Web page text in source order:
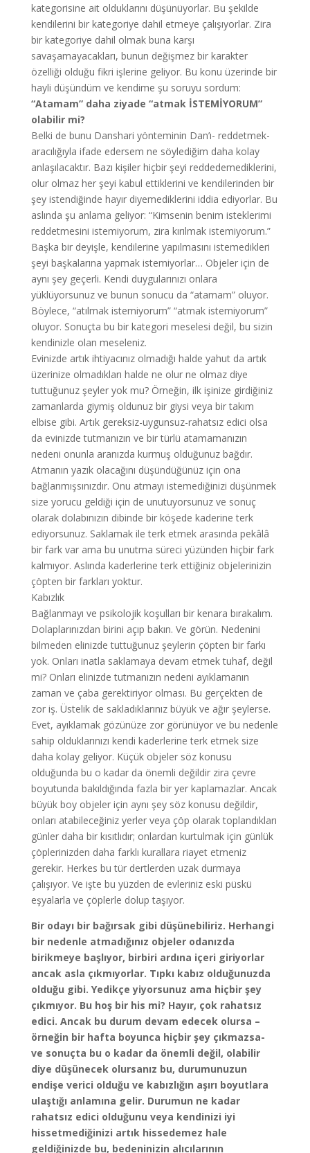
kategorisine ait olduklarını düşünüyorlar. Bu şekilde
kendilerini bir kategoriye dahil etmeye çalışıyorlar. Zira
bir kategoriye dahil olmak buna karşı
savaşamayacakları, bunun değişmez bir karakter
özelliği olduğu fikri işlerine geliyor. Bu konu üzerinde bir
hayli düşündüm ve kendime şu soruyu sordum:
“Atamam” daha ziyade “atmak İSTEMİYORUM”
olabilir mi?
Belki de bunu Danshari yönteminin Dan’ı- reddetmek-
aracılığıyla ifade edersem ne söylediğim daha kolay
anlaşılacaktır. Bazı kişiler hiçbir şeyi reddedemediklerini,
olur olmaz her şeyi kabul ettiklerini ve kendilerinden bir
şey istendiğinde hayır diyemediklerini iddia ediyorlar. Bu
aslında şu anlama geliyor: “Kimsenin benim isteklerimi
reddetmesini istemiyorum, zira kırılmak istemiyorum.”
Başka bir deyişle, kendilerine yapılmasını istemedikleri
şeyi başkalarına yapmak istemiyorlar… Objeler için de
aynı şey geçerli. Kendi duygularınızı onlara
yüklüyorsunuz ve bunun sonucu da “atamam” oluyor.
Böylece, “atılmak istemiyorum” “atmak istemiyorum”
oluyor. Sonuçta bu bir kategori meselesi değil, bu sizin
kendinizle olan meseleniz.
Evinizde artık ihtiyacınız olmadığı halde yahut da artık
üzerinize olmadıkları halde ne olur ne olmaz diye
tuttuğunuz şeyler yok mu? Örneğin, ilk işinize girdiğiniz
zamanlarda giymiş oldunuz bir giysi veya bir takım
elbise gibi. Artık gereksiz-uygunsuz-rahatsız edici olsa
da evinizde tutmanızın ve bir türlü atamamanızın
nedeni onunla aranızda kurmuş olduğunuz bağdır.
Atmanın yazık olacağını düşündüğünüz için ona
bağlanmışsınızdır. Onu atmayı istemediğinizi düşünmek
size yorucu geldiği için de unutuyorsunuz ve sonuç
olarak dolabınızın dibinde bir köşede kaderine terk
ediyorsunuz. Saklamak ile terk etmek arasında pekâlâ
bir fark var ama bu unutma süreci yüzünden hiçbir fark
kalmıyor. Aslında kaderlerine terk ettiğiniz objelerinizin
çöpten bir farkları yoktur.
Kabızlık
Bağlanmayı ve psikolojik koşulları bir kenara bırakalım.
Dolaplarınızdan birini açıp bakın. Ve görün. Nedenini
bilmeden elinizde tuttuğunuz şeylerin çöpten bir farkı
yok. Onları inatla saklamaya devam etmek tuhaf, değil
mi? Onları elinizde tutmanızın nedeni ayıklamanın
zaman ve çaba gerektiriyor olması. Bu gerçekten de
zor iş. Üstelik de sakladıklarınız büyük ve ağır şeylerse.
Evet, ayıklamak gözünüze zor görünüyor ve bu nedenle
sahip olduklarınızı kendi kaderlerine terk etmek size
daha kolay geliyor. Küçük objeler söz konusu
olduğunda bu o kadar da önemli değildir zira çevre
boyutunda bakıldığında fazla bir yer kaplamazlar. Ancak
büyük boy objeler için aynı şey söz konusu değildir,
onları atabileceğiniz yerler veya çöp olarak toplandıkları
günler daha bir kısıtlıdır; onlardan kurtulmak için günlük
çöplerinizden daha farklı kurallara riayet etmeniz
gerekir. Herkes bu tür dertlerden uzak durmaya
çalışıyor. Ve işte bu yüzden de evleriniz eski püskü
eşyalarla ve çöplerle dolup taşıyor.
Bir odayı bir bağırsak gibi düşünebiliriz. Herhangi
bir nedenle atmadığınız objeler odanızda
birikmeye başlıyor, birbiri ardına içeri giriyorlar
ancak asla çıkmıyorlar. Tıpkı kabız olduğunuzda
olduğu gibi. Yedikçe yiyorsunuz ama hiçbir şey
çıkmıyor. Bu hoş bir his mi? Hayır, çok rahatsız
edici. Ancak bu durum devam edecek olursa –
örneğin bir hafta boyunca hiçbir şey çıkmazsa-
ve sonuçta bu o kadar da önemli değil, olabilir
diye düşünecek olursanız bu, durumunuzun
endişe verici olduğu ve kabızlığın aşırı boyutlara
ulaştığı anlamına gelir. Durumun ne kadar
rahatsız edici olduğunu veya kendinizi iyi
hissetmediğinizi artık hissedemez hale
geldiğinizde bu, bedeninizin alıcılarının